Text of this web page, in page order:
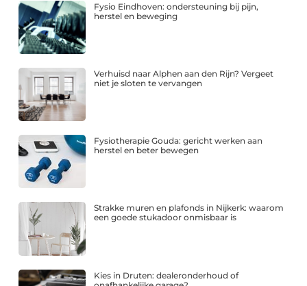
Fysio Eindhoven: ondersteuning bij pijn,
herstel en beweging
Verhuisd naar Alphen aan den Rijn? Vergeet
niet je sloten te vervangen
Fysiotherapie Gouda: gericht werken aan
herstel en beter bewegen
Strakke muren en plafonds in Nijkerk: waarom
een goede stukadoor onmisbaar is
Kies in Druten: dealeronderhoud of